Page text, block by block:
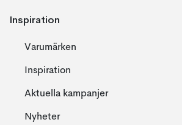
Inspiration
Varumärken
Inspiration
Aktuella kampanjer
Nyheter